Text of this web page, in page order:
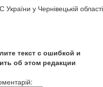
у Чернівецькій області
текст с ошибкой и
об этом редакции